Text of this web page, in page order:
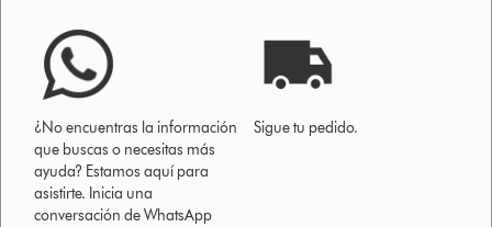
¿No encuentras la información
que buscas o necesitas más
ayuda? Estamos aquí para
asistirte. Inicia una
conversación de WhatsApp
Sigue tu pedido.